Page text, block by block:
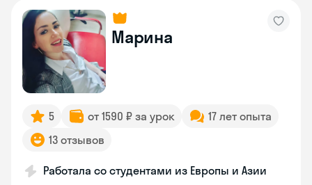
Марина
5 от 1590 ₽ за урок
17 лет опыта
13 отзывов
Работала со студентами из Европы и Азии